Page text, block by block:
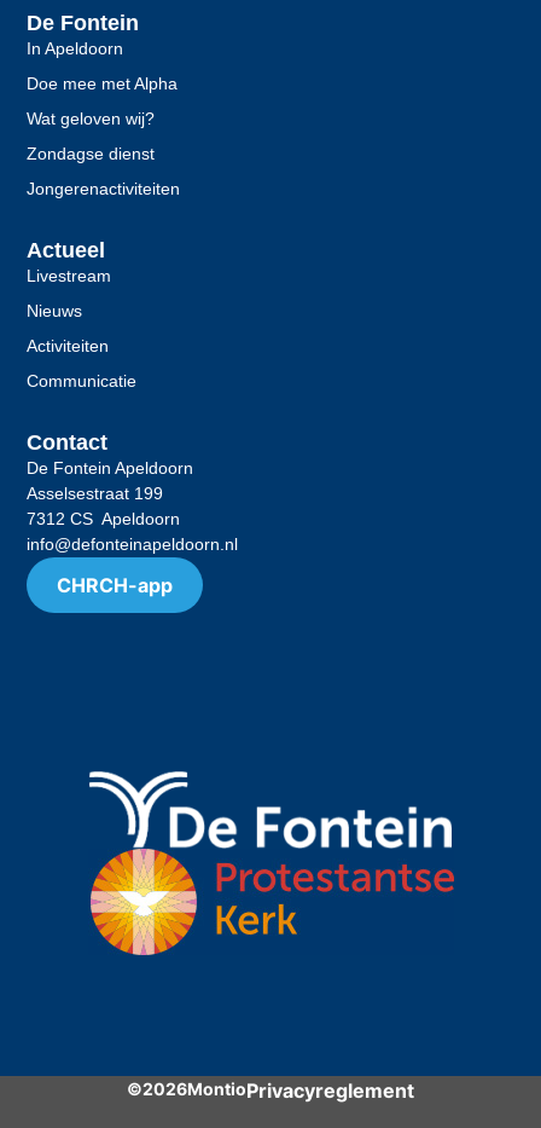
De Fontein
In Apeldoorn
Doe mee met Alpha
Wat geloven wij?
Zondagse dienst
Jongerenactiviteiten
Actueel
Livestream
Nieuws
Activiteiten
Communicatie
Contact
De Fontein Apeldoorn
Asselsestraat 199
7312 CS Apeldoorn
info@defonteinapeldoorn.nl
CHRCH-app
©2026MontioPrivacyreglement